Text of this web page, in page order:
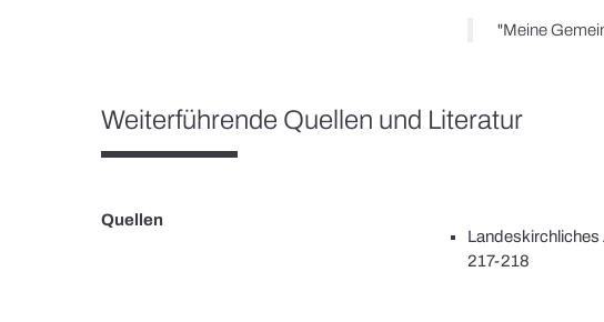
Weiterführende Quellen und Literatur
Quellen
217-218